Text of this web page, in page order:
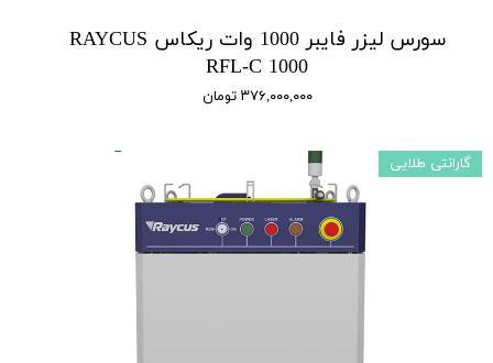
سورس لیزر فایبر 1000 وات ریکاس RAYCUS
RFL-C 1000
۳۷۶,۰۰۰,۰۰۰ تومان
گارانتی طلایی